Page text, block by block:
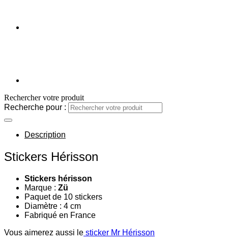
Rechercher votre produit
Recherche pour :
Description
Stickers Hérisson
Stickers hérisson
Marque : Zü
Paquet de 10 stickers
Diamètre : 4 cm
Fabriqué en France
Vous aimerez aussi le sticker Mr Hérisson